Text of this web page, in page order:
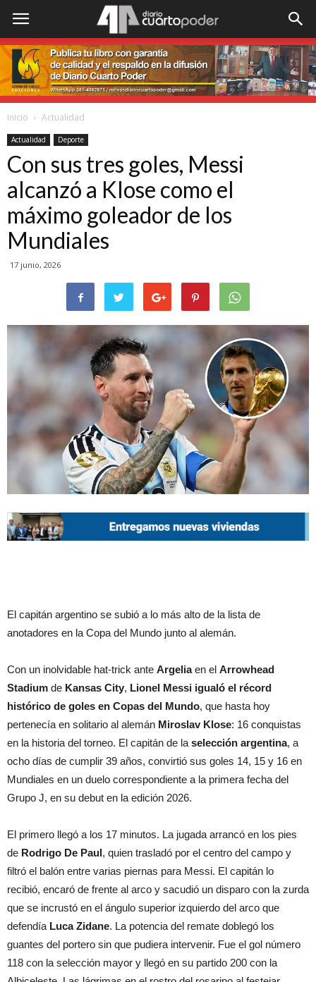
Inicio Actualidad
Actualidad Deporte
Con sus tres goles, Messi
alcanzó a Klose como el
máximo goleador de los
Mundiales
17 junio, 2026
El capitán argentino se subió a lo más alto de la lista de
anotadores en la Copa del Mundo junto al alemán.
Con un inolvidable hat-trick ante Argeliaen el Arrowhead
Stadium de Kansas City, Lionel Messi igualó el récord
histórico de goles en Copas del Mundo, que hasta hoy
pertenecía en solitario al alemán Miroslav Klose: 16 conquistas
en la historia del torneo. El capitán de la selección argentina, a
ocho días de cumplir 39 años, convirtió sus goles 14, 15 y 16 en
Mundiales en un duelo correspondiente a la primera fecha del
Grupo J, en su debut en la edición 2026.
El primero llegó a los 17 minutos. La jugada arrancó en los pies
de Rodrigo De Paul, quien trasladó por el centro del campo y
filtró el balón entre varias piernas para Messi. El capitán lo
recibió, encaró de frente al arco y sacudió un disparo con la zurda
que se incrustó en el ángulo superior izquierdo del arco que
defendía Luca Zidane. La potencia del remate doblegó los
guantes del portero sin que pudiera intervenir. Fue el gol número
118 con la selección mayor y llegó en su partido 200 con la